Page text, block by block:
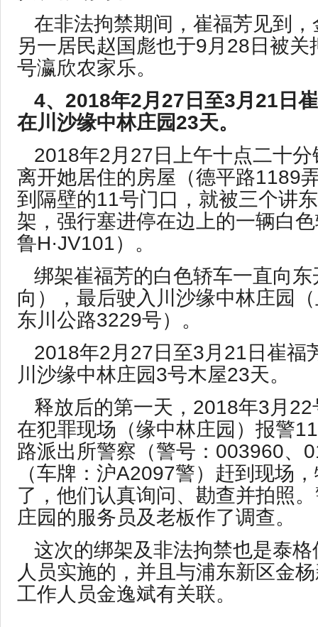
在非法拘禁期间，崔福芳见到
另一居民赵国彪也于9月28日被关
号瀛欣农家乐。
4、2018年2月 27 日至3月 21 日
在川沙缘中林庄园23天。
2018年2月27日上午十点二十
离开她居住的房屋（德平路1189
到隔壁的11号门口，就被三个讲
架，强行塞进停在边上的一辆白
鲁H·JV101）。
绑架崔福芳的白色轿车一直向
向），最后驶入川沙缘中林庄园
东川公路3229号）。
2018年2月27日至3月21日崔福
川沙缘中林庄园3号木屋23天。
释放后的第一天，2018年3月
在犯罪现场（缘中林庄园）报警
路派出所警察（警号：003960、
（车牌：沪A2097警）赶到现场
了，他们认真询问、勘查并拍照
庄园的服务员及老板作了调查。
这次的绑架及非法拘禁也是泰
人员实施的，并且与浦东新区金
工作人员金逸斌有关联。